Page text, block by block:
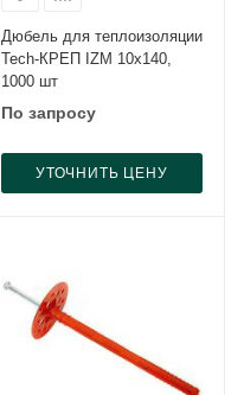
Дюбель для теплоизоляции
Tech-КРЕП IZM 10x140,
1000 шт
По запросу
УТОЧНИТЬ ЦЕНУ